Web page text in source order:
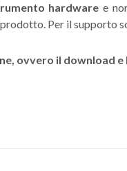
hardware e
Per il supporto
ovvero il